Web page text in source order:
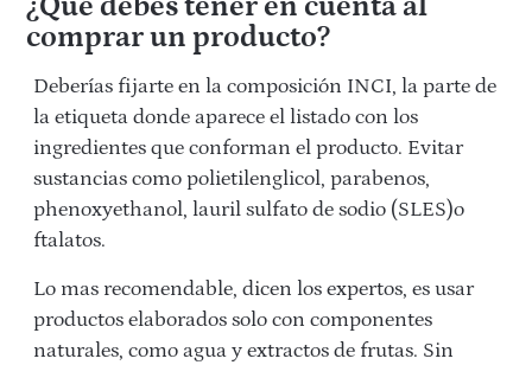
¿Qué debes tener en cuenta al
comprar un producto?
Deberías fijarte en la composición INCI, la parte de
la etiqueta donde aparece el listado con los
ingredientes que conforman el producto. Evitar
sustancias como polietilenglicol, parabenos,
phenoxyethanol, lauril sulfato de sodio (SLES)o
ftalatos.
Lo mas recomendable, dicen los expertos, es usar
productos elaborados solo con componentes
naturales, como agua y extractos de frutas. Sin